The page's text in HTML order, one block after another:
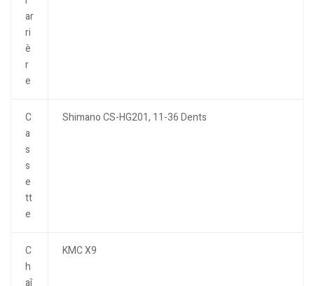
ar
ri
è
r
e
C
a
s
s
e
tt
e
Shimano CS-HG201, 11-36 Dents
C
h
aî
KMC X9